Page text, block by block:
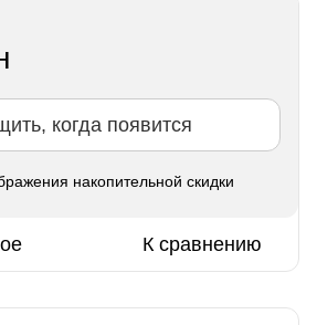
когда появится
накопительной скидки
К сравнению